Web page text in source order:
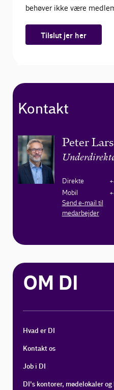
behøver ikke være
Tilslut jer her
Kontakt
Peter
Direkte
Mobil
Send e-mail til
medarbejder
OM DI
Hvad er DI
Kontakt os
Job i DI
DI's kontorer, mødelokaler